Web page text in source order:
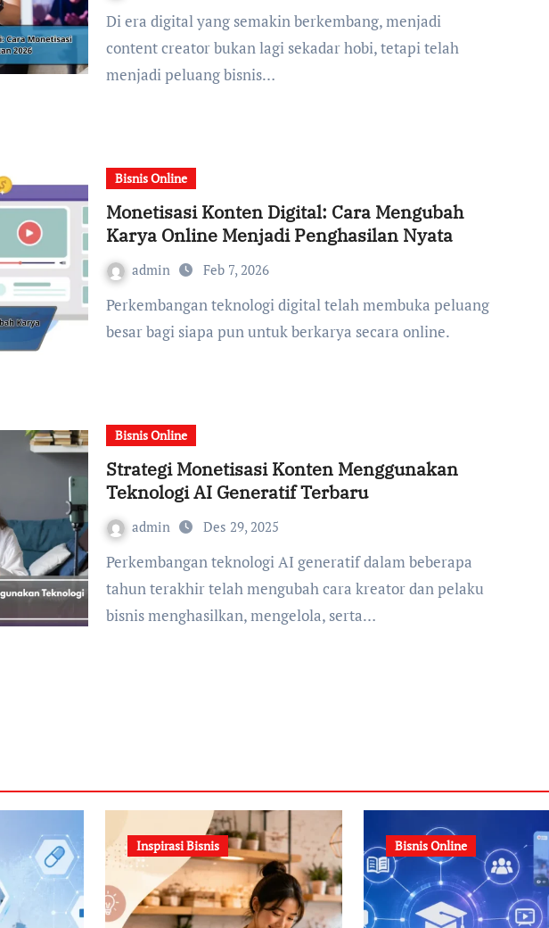
Di era digital yang semakin berkembang, menjadi
content creator bukan lagi sekadar hobi, tetapi telah
menjadi peluang bisnis…
Bisnis Online
Monetisasi Konten Digital: Cara Mengubah
Karya Online Menjadi Penghasilan Nyata
admin Feb 7, 2026
Perkembangan teknologi digital telah membuka peluang
besar bagi siapa pun untuk berkarya secara online.
Bisnis Online
Strategi Monetisasi Konten Menggunakan
Teknologi AI Generatif Terbaru
admin Des 29, 2025
Perkembangan teknologi AI generatif dalam beberapa
tahun terakhir telah mengubah cara kreator dan pelaku
bisnis menghasilkan, mengelola, serta…
Inspirasi Bisnis Bisnis Online